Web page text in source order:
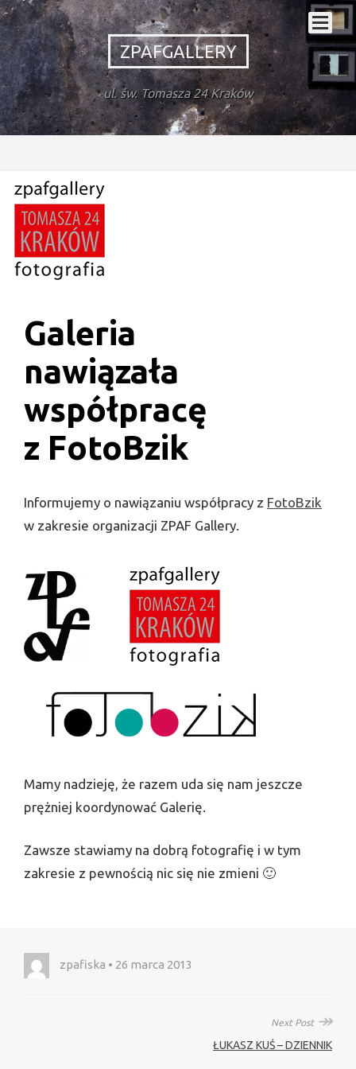
ZPAFGALLERY
ul. św. Tomasza 24 Kraków
Galeria
nawiązała
współpracę
z FotoBzik
Informujemy o nawiązaniu współpracy z FotoBzik
w zakresie organizacji ZPAF Gallery.
Mamy nadzieję, że razem uda się nam jeszcze
prężniej koordynować Galerię.
Zawsze stawiamy na dobrą fotografię i w tym
zakresie z pewnością nic się nie zmieni 🙂
zpafiska • 26 marca 2013
Next Post ↠
ŁUKASZ KUŚ – DZIENNIK